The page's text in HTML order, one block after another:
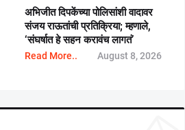
अभिजीत दिपकेंच्या पोलिसांशी वादावर
संजय राऊतांची प्रतिक्रिया; म्हणाले,
‘संघर्षात हे सहन करावंच लागतं’
Read More.. August 8, 2026